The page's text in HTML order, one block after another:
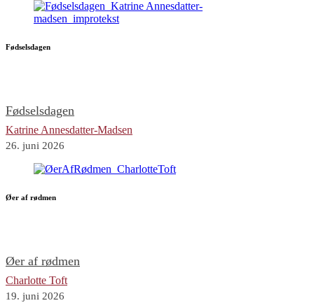
Fødselsdagen
Fødselsdagen
Katrine Annesdatter-Madsen
26. juni 2026
Øer af rødmen
Øer af rødmen
Charlotte Toft
19. juni 2026